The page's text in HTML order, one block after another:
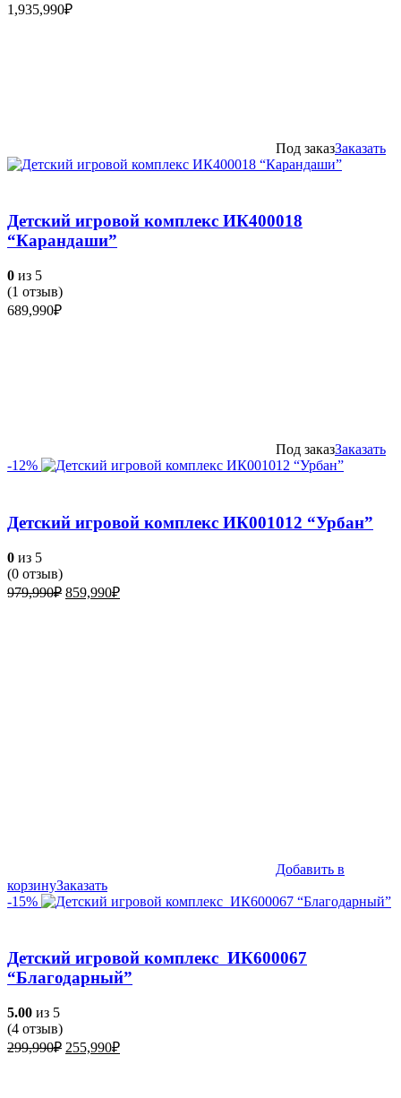
1,935,990₽
Под заказЗаказать
Детский игровой комплекс ИК400018
“Карандаши”
0 из 5
(1 отзыв)
689,990₽
Под заказЗаказать
-12%
Детский игровой комплекс ИК001012 “Урбан”
0 из 5
(0 отзыв)
979,990₽ Первоначальная
859,990₽Текущая
Добавить в
корзинуЗаказать
-15%
Детский игровой комплекс ИК600067
“Благодарный”
5.00 из 5
(4 отзыв)
299,990₽ Первоначальная
255,990₽Текущая